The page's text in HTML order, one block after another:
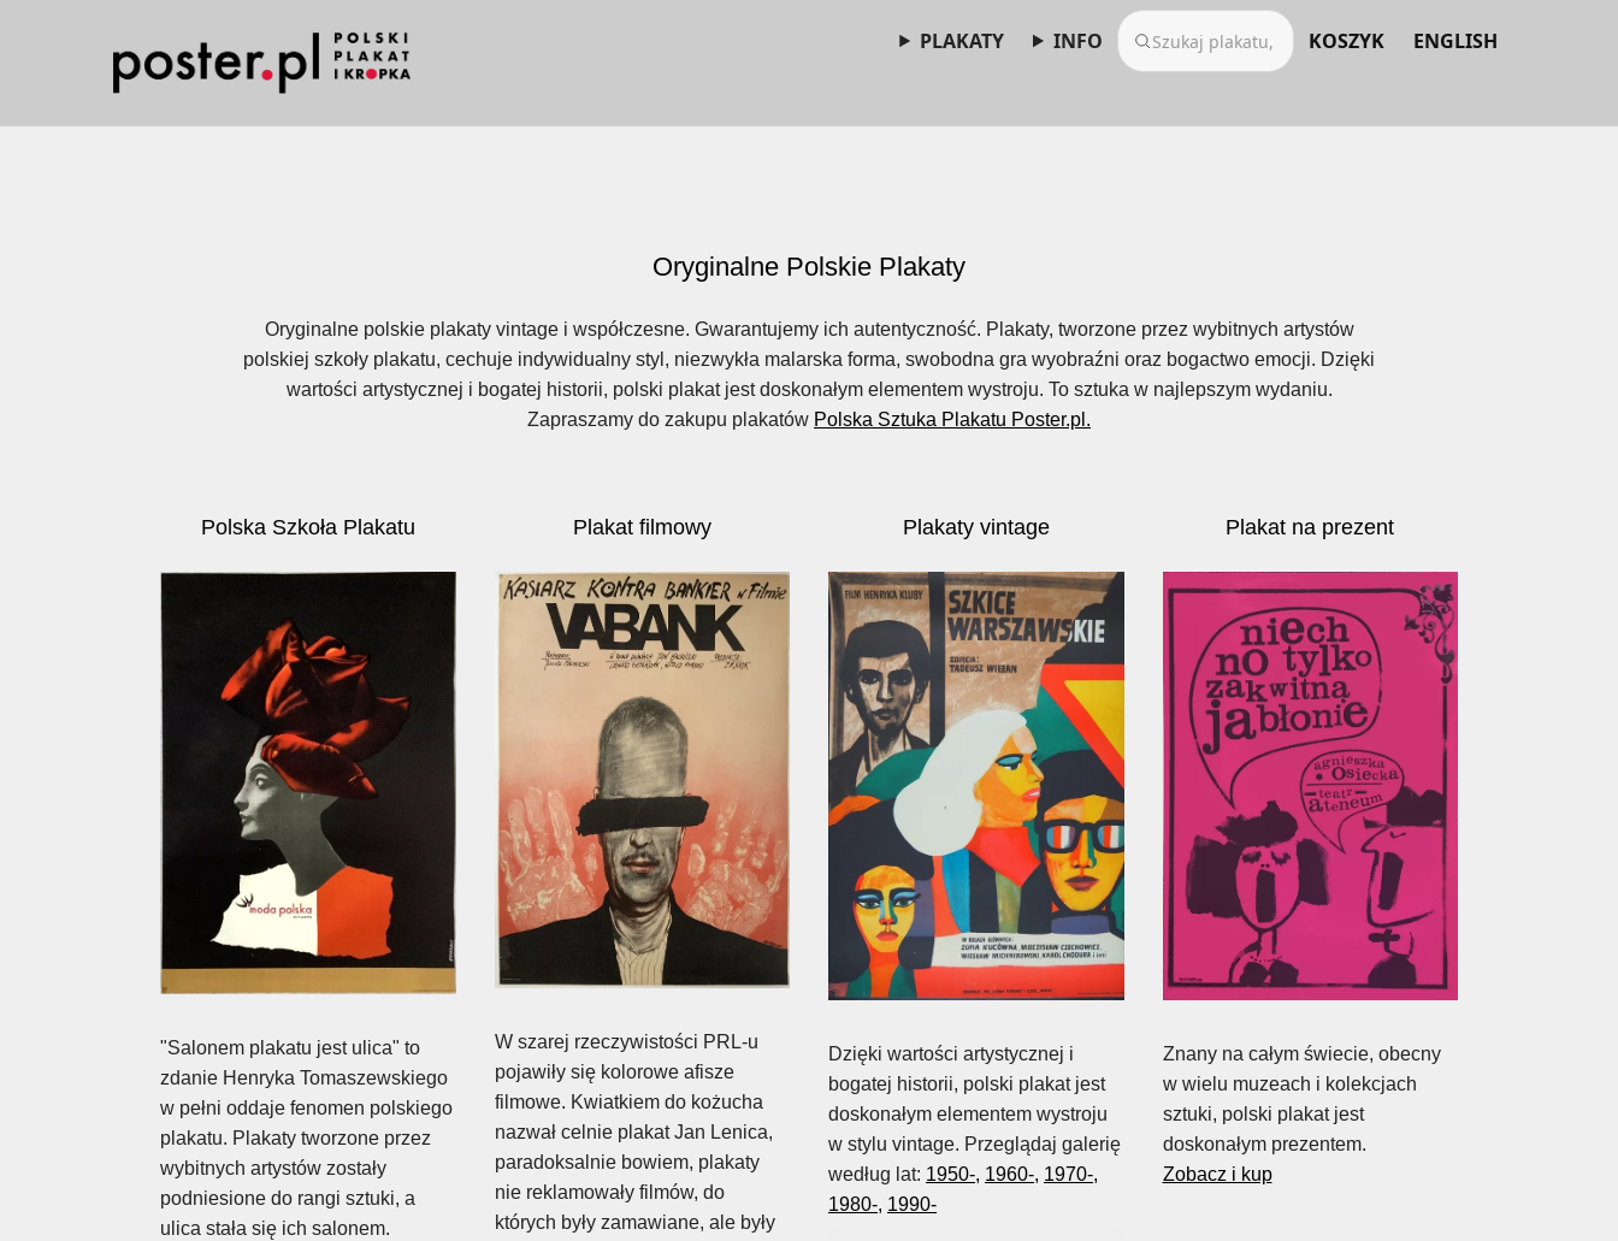
PLAKATY INFO KOSZYK ENGLISH
Oryginalne Polskie Plakaty
Oryginalne polskie plakaty vintage i współczesne. Gwarantujemy ich autentyczność. Plakaty, tworzone przez wybitnych artystów
polskiej szkoły plakatu, cechuje indywidualny styl, niezwykła malarska forma, swobodna gra wyobraźni oraz bogactwo emocji. Dzięki
wartości artystycznej i bogatej historii, polski plakat jest doskonałym elementem wystroju. To sztuka w najlepszym wydaniu.
Zapraszamy do zakupu plakatów Polska Sztuka Plakatu Poster.pl.
Polska Szkoła Plakatu
"Salonem plakatu jest ulica" to
zdanie Henryka Tomaszewskiego
w pełni oddaje fenomen polskiego
plakatu. Plakaty tworzone przez
wybitnych artystów zostały
podniesione do rangi sztuki, a
ulica stała się ich salonem.
Plakat filmowy
W szarej rzeczywistości PRL-u
pojawiły się kolorowe afisze
filmowe. Kwiatkiem do kożucha
nazwał celnie plakat Jan Lenica,
paradoksalnie bowiem, plakaty
nie reklamowały filmów, do
których były zamawiane, ale były
Plakaty vintage
Dzięki wartości artystycznej i
bogatej historii, polski plakat jest
doskonałym elementem wystroju
w stylu vintage. Przeglądaj galerię
według lat: 1950-, 1960-, 1970-,
1980-, 1990-
Plakat na prezent
Znany na całym świecie, obecny
w wielu muzeach i kolekcjach
sztuki, polski plakat jest
doskonałym prezentem.
Zobacz i kup